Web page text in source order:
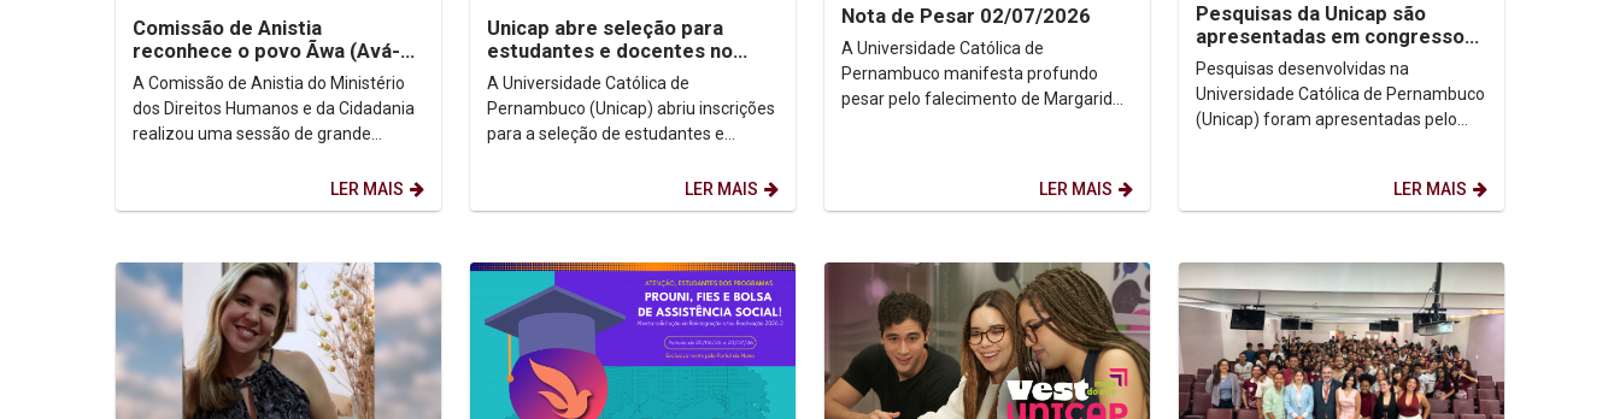
Comissão de Anistia
reconhece o povo Ãwa (Avá-
Canoeiro do Araguaia) como
anistiado político coletivo
A Comissão de Anistia do Ministério
dos Direitos Humanos e da Cidadania
realizou uma sessão de grande
LER MAIS
Unicap abre seleção para
estudantes e docentes no
PET-Saúde: Clima
A Universidade Católica de
Pernambuco (Unicap) abriu inscrições
para a seleção de estudantes e
Programa de Educação pelo...LER MAIS
Nota de Pesar 02/07/2026
A Universidade Católica de
Pernambuco manifesta profundo
pesar pelo falecimento de Margarida
LER MAIS
Pesquisas da Unicap são
apresentadas em congresso
de Comunicação na Irlanda
Pesquisas desenvolvidas na
Universidade Católica de Pernambuco
(Unicap) foram apresentadas pelo
LER MAIS